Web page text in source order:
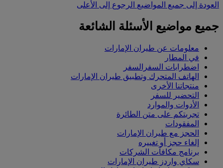
العودة إلى جميع المواضيع الرجوع إلى الأعلى
جميع مواضيع الأسئلة الشائعة
معلومات عن طيران الإمارات
في المطار
اضطرابات السفرالسفر
الهاتف المتحرك وتطبيق طيران الإمارات
منتجاتنا الأخرى
التحضير للسفر
الأدوات والموارد
تجربتكم على متن الطائرة
المفقودات
الحجز مع طيران الإمارات
إلغاء حجز أو تغييره
برنامج مكافآت الشركات
سكاي واردز طيران الإمارات